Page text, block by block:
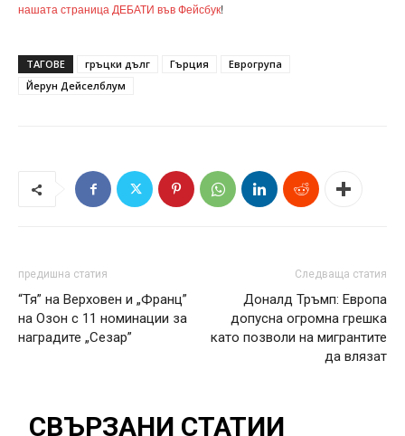
нашата страница ДЕБАТИ във Фейсбук!
ТАГОВЕ гръцки дълг Гърция
Еврогрупа
Йерун Дейселблум
предишна статия
“Тя” на Верховен и „Франц”
на Озон с 11 номинации за
наградите „Сезар”
Следваща статия
Доналд Тръмп: Европа
допусна огромна грешка
като позволи на мигрантите
да влязат
СВЪРЗАНИ СТАТИИ